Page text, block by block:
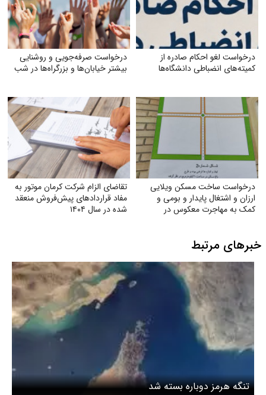
درخواست لغو احکام صادره از
کمیته‌های انضباطی دانشگاه‌ها
درخواست صرفه‌جویی و روشنایی
بیشتر خیابان‌ها و بزرگراه‌ها در شب
درخواست ساخت مسکن ویلایی
ارزان و اشتغال پایدار و بومی و
کمک به مهاجرت معکوس در
تقاضای الزام شرکت کرمان موتور به
مفاد قراردادهای پیش‌فروش منعقد
شده در سال ۱۴۰۴
خبرهای مرتبط
تنگه هرمز دوباره بسته شد